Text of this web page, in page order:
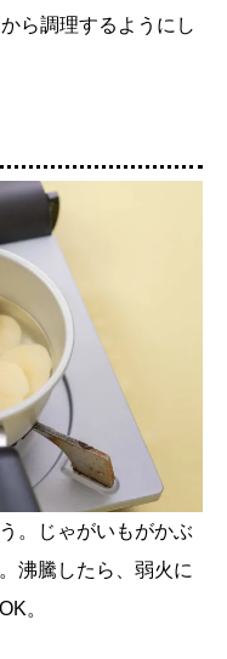
ら調理するようにし
。じゃがいもがかぶ
沸騰したら、弱火に
。